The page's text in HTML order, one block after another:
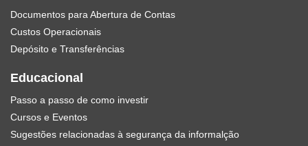
Documentos para Abertura de Contas
Custos Operacionais
Depósito e Transferências
Educacional
Passo a passo de como investir
Cursos e Eventos
Sugestões relacionadas à segurança da informalção